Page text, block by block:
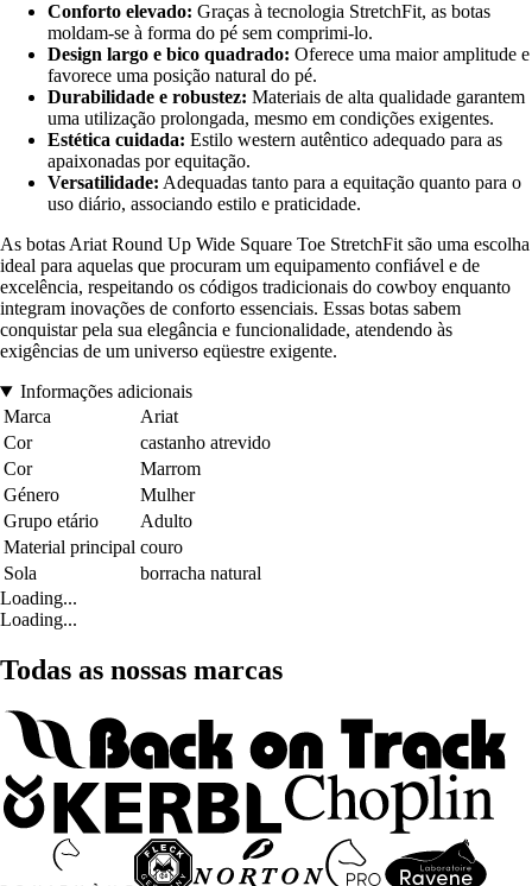
Conforto elevado: Graças à tecnologia StretchFit, as botas
moldam-se à forma do pé sem comprimi-lo.
Design largo e bico quadrado: Oferece uma maior amplitude e
favorece uma posição natural do pé.
Durabilidade e robustez: Materiais de alta qualidade garantem
uma utilização prolongada, mesmo em condições exigentes.
Estética cuidada: Estilo western autêntico adequado para as
apaixonadas por equitação.
Versatilidade: Adequadas tanto para a equitação quanto para o
uso diário, associando estilo e praticidade.
As botas Ariat Round Up Wide Square Toe StretchFit são uma escolha
ideal para aquelas que procuram um equipamento confiável e de
excelência, respeitando os códigos tradicionais do cowboy enquanto
integram inovações de conforto essenciais. Essas botas sabem
conquistar pela sua elegância e funcionalidade, atendendo às
exigências de um universo eqüestre exigente.
Informações adicionais
Marca
Ariat
Cor
castanho atrevido
Cor
Marrom
Género
Mulher
Grupo etário
Adulto
Material principal couro
Sola
borracha natural
Loading...
Loading...
Todas as nossas marcas